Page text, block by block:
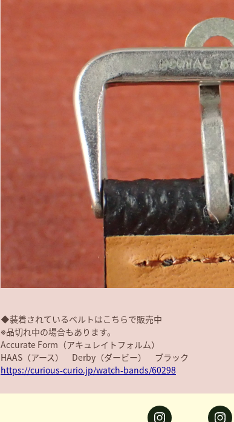
◆装着されているベルトはこちらで販売中
※品切れ中の場合もあります。
Accurate Form（アキュレイトフォルム）
HAAS（アース） Derby（ダービー） ブラック
https://curious-curio.jp/watch-bands/60298